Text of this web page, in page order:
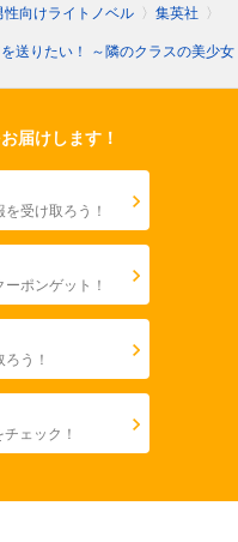
性向けライトノベル 〉 集英社 〉
送りたい！ ～隣のクラスの美少女
届けします！
受け取ろう！
ポンゲット！
う！
ェック！